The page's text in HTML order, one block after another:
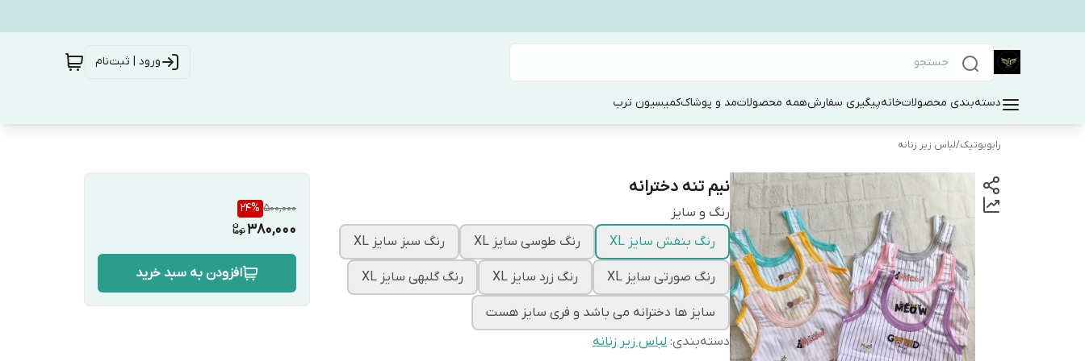
ورود | ثبت‌نام
دسته‌بندی محصولاتخانهپیگیری سفارشهمه محصولاتمد و پوشاککمیسیون ترب
رابوبوتیک/لباس زیر زنانه
نیم تنه دخترانه
رنگ و سایز
رنگ بنفش سایز XL
رنگ طوسی سایز XL رنگ سبز سایز XL
رنگ صورتی سایز XL رنگ زرد سایز XL رنگ گلبهی سایز XL
سایز ها دخترانه می باشد و فری سایز هست
دسته‌بندی: لباس زیر زنانه
500,000
24%
380,000
افزودن به سبد خرید